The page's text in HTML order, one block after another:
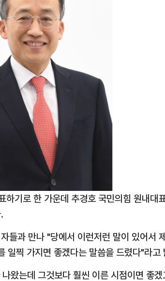
하기로 한 가운데 추경호 국민의힘 원내대
들과 만나 "당에서 이런저런 말이 있어서
일찍 가지면 좋겠다는 말씀을 드렸다"라고
왔는데 그것보다 훨씬 이른 시점이면 좋